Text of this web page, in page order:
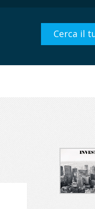
Cerca il